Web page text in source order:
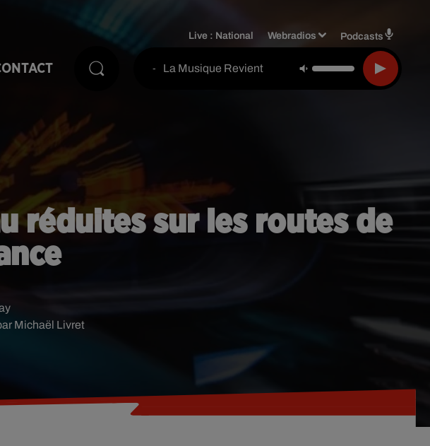
Live : National Webradios Podcasts
- La Musique Revient
réduites sur les routes de
Michaël Livret